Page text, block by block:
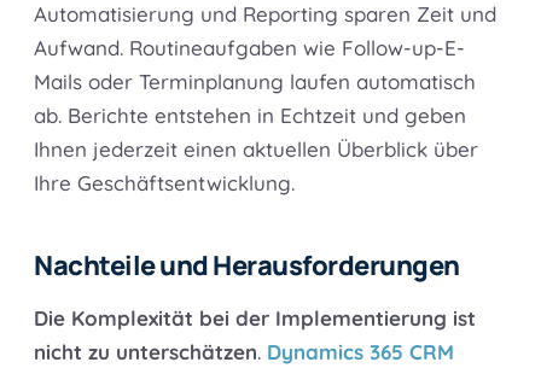
Automatisierung und Reporting sparen Zeit und
Aufwand. Routineaufgaben wie Follow-up-E-
Mails oder Terminplanung laufen automatisch
ab. Berichte entstehen in Echtzeit und geben
Ihnen jederzeit einen aktuellen Überblick über
Ihre Geschäftsentwicklung.
Nachteile und Herausforderungen
Die Komplexität bei der Implementierung ist
nicht zu unterschätzen. Dynamics 365 CRM